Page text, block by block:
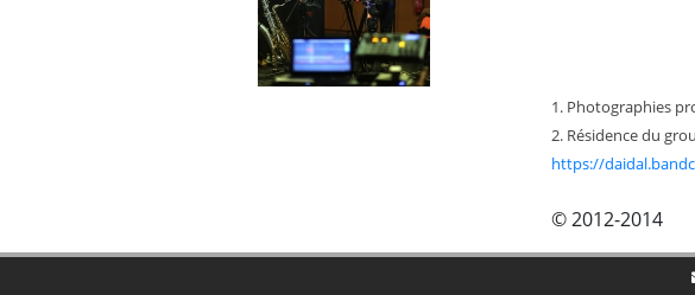
1. Photographies
2. Résidence du
https://
© 2012-2014